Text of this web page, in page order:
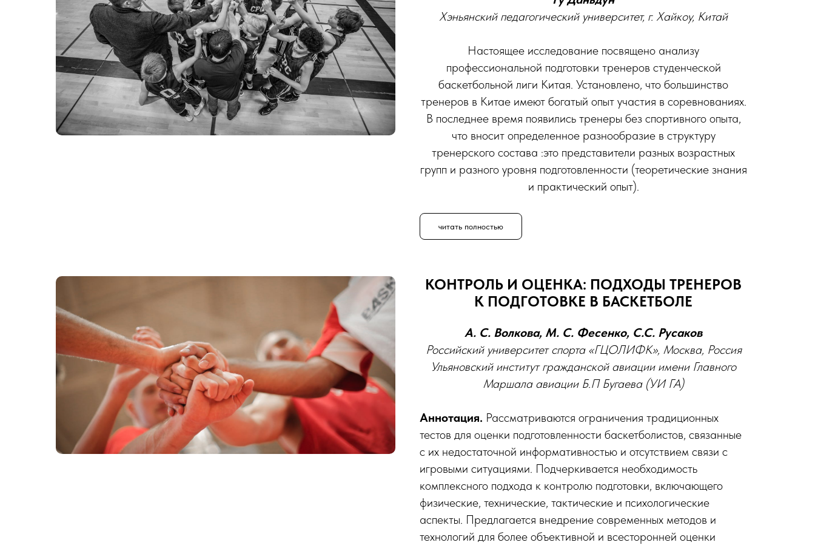
Хэньянский педагогический университет, г. Хайкоу, Китай
Настоящее исследование посвящено анализу
профессиональной подготовки тренеров студенческой
баскетбольной лиги Китая. Установлено, что большинство
тренеров в Китае имеют богатый опыт участия в соревнованиях.
В последнее время появились тренеры без спортивного опыта,
что вносит определенное разнообразие в структуру
тренерского состава :это представители разных возрастных
групп и разного уровня подготовленности (теоретические знания
и практический опыт).
читать полностью
КОНТРОЛЬ И ОЦЕНКА: ПОДХОДЫ ТРЕНЕРОВ
К ПОДГОТОВКЕ В БАСКЕТБОЛЕ
А. С. Волкова, М. С. Фесенко, С.С. Русаков
Российский университет спорта «ГЦОЛИФК», Москва, Россия
Ульяновский институт гражданской авиации имени Главного
Маршала авиации Б.П Бугаева (УИ ГА)
Аннотация. Рассматриваются ограничения традиционных
тестов для оценки подготовленности баскетболистов, связанные
с их недостаточной информативностью и отсутствием связи с
игровыми ситуациями. Подчеркивается необходимость
комплексного подхода к контролю подготовки, включающего
физические, технические, тактические и психологические
аспекты. Предлагается внедрение современных методов и
технологий для более объективной и всесторонней оценки